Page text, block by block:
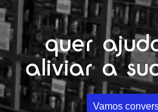
quer
aliviar a
Vamos